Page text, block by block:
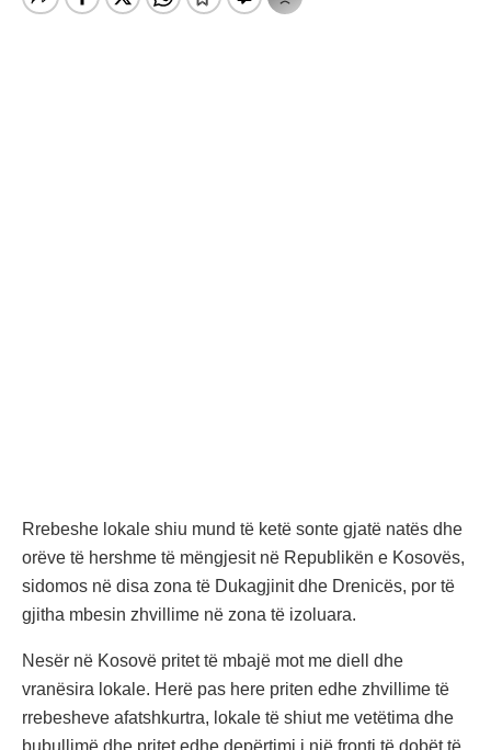
Rrebeshe lokale shiu mund të ketë sonte gjatë natës dhe
orëve të hershme të mëngjesit në Republikën e Kosovës,
sidomos në disa zona të Dukagjinit dhe Drenicës, por të
gjitha mbesin zhvillime në zona të izoluara.
Nesër në Kosovë pritet të mbajë mot me diell dhe
vranësira lokale. Herë pas here priten edhe zhvillime të
rrebesheve afatshkurtra, lokale të shiut me vetëtima dhe
bubullimë dhe pritet edhe depërtimi i një fronti të dobët të